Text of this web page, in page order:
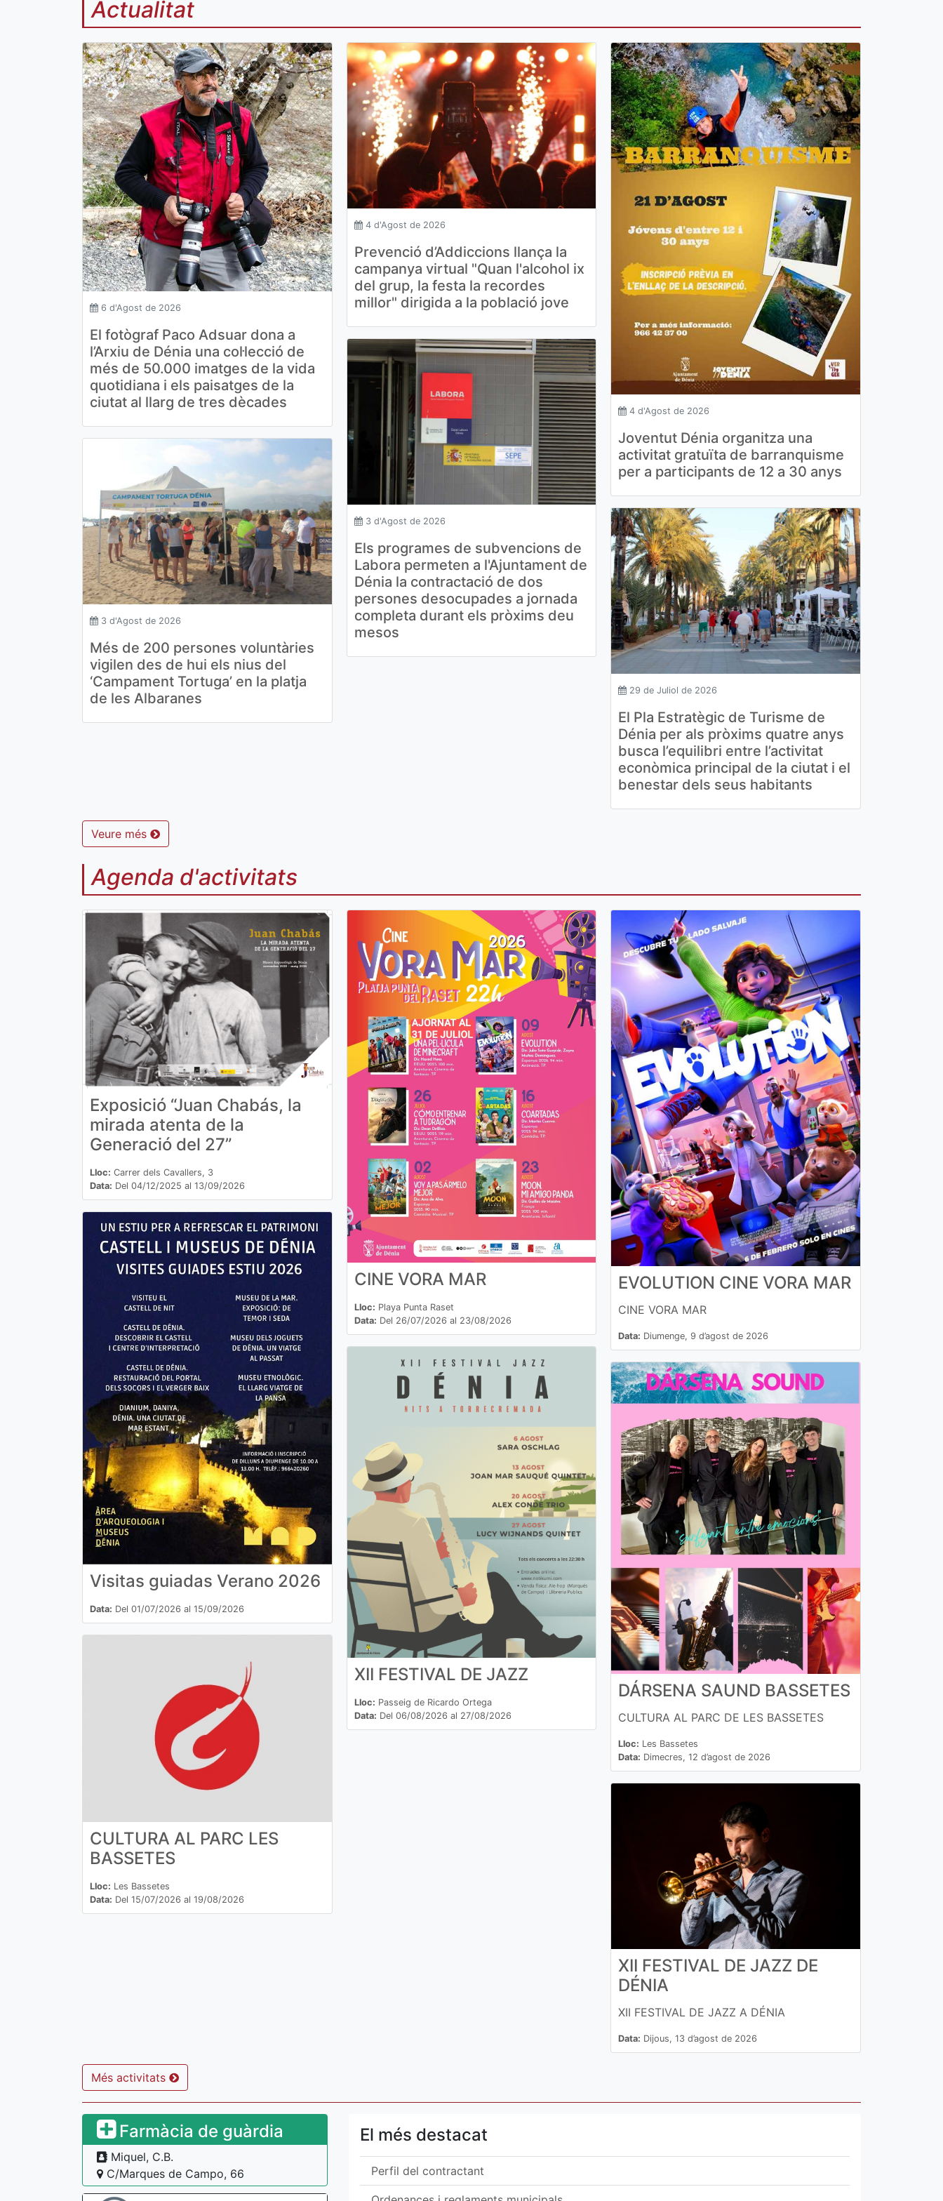
Actualitat
6 d'Agost de 2026
El fotògraf Paco Adsuar dona a
l’Arxiu de Dénia una col·lecció de
més de 50.000 imatges de la vida
quotidiana i els paisatges de la
ciutat al llarg de tres dècades
3 d'Agost de 2026
Més de 200 persones voluntàries
vigilen des de hui els nius del
‘Campament Tortuga’ en la platja
de les Albaranes
4 d'Agost de 2026
Prevenció d’Addiccions llança la
campanya virtual "Quan l'alcohol ix
del grup, la festa la recordes
millor" dirigida a la població jove
3 d'Agost de 2026
Els programes de subvencions de
Labora permeten a l'Ajuntament de
Dénia la contractació de dos
persones desocupades a jornada
completa durant els pròxims deu
mesos
4 d'Agost de 2026
Joventut Dénia organitza una
activitat gratuïta de barranquisme
per a participants de 12 a 30 anys
29 de Juliol de 2026
El Pla Estratègic de Turisme de
Dénia per als pròxims quatre anys
busca l’equilibri entre l’activitat
econòmica principal de la ciutat i el
benestar dels seus habitants
Veure més
Agenda d'activitats
Exposició “Juan Chabás, la
mirada atenta de la
Generació del 27”
Lloc: Carrer dels Cavallers, 3
Data: Del 04/12/2025 al 13/09/2026
Visitas guiadas Verano 2026
Data: Del 01/07/2026 al 15/09/2026
CULTURA AL PARC LES
BASSETES
Lloc: Les Bassetes
Data: Del 15/07/2026 al 19/08/2026
CINE VORA MAR
Lloc: Playa Punta Raset
Data: Del 26/07/2026 al 23/08/2026
XII FESTIVAL DE JAZZ
Lloc: Passeig de Ricardo Ortega
Data: Del 06/08/2026 al 27/08/2026
EVOLUTION CINE VORA MAR
CINE VORA MAR
Data: Diumenge, 9 d’agost de 2026
DÁRSENA SAUND BASSETES
CULTURA AL PARC DE LES BASSETES
Lloc: Les Bassetes
Data:
Dimecres, 12 d’agost de 2026
XII FESTIVAL DE JAZZ DE
DÉNIA
XII FESTIVAL DE JAZZ A DÉNIA
Data: Dijous, 13 d’agost de 2026
Més activitats
Farmàcia de guàrdia
Miquel, C.B.
C/Marques de Campo, 66
El més destacat
Perfil del contractant